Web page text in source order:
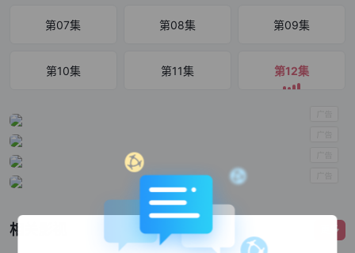
第07集 第08集 第09集
第10集 第11集 第12集
相关影视 更多